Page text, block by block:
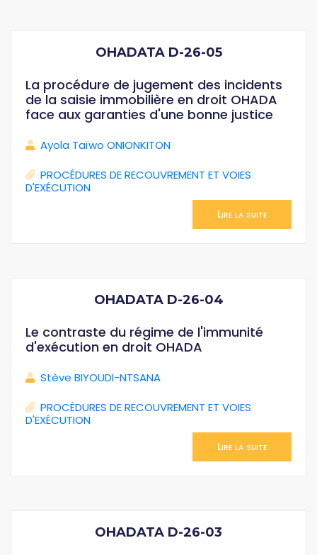
OHADATA D-26-05
La procédure de jugement des incidents
de la saisie immobilière en droit OHADA
face aux garanties d'une bonne justice
Ayola Taïwo ONIONKITON
PROCÉDURES DE RECOUVREMENT ET VOIES
D'EXÉCUTION
Lire la suite
OHADATA D-26-04
Le contraste du régime de l'immunité
d'exécution en droit OHADA
Stève BIYOUDI-NTSANA
PROCÉDURES DE RECOUVREMENT ET VOIES
D'EXÉCUTION
Lire la suite
OHADATA D-26-03